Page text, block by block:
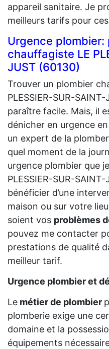
appareil sanitaire. Je
meilleurs tarifs pour
Urgence plombier:
chauffagiste LE
JUST (60130)
Trouver un plombier
PLESSIER-SUR-
paraître facile. Mais, il
dénicher en urgence
un expert de la
quel moment de la
urgence plombier que
PLESSIER-SUR-
bénéficier d’une
maison ou sur votre
soient vos problèmes
pouvez me contacter
prestations de qualité
meilleur tarif.
Urgence plombier et
Le métier de plombier
plomberie exige une
domaine et la
équipements